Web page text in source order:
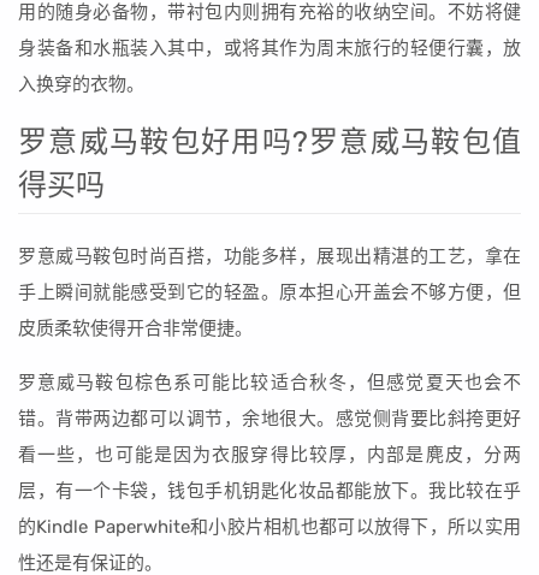
用的随身必备物，带衬包内则拥有充裕的收纳空间。不妨将健
身装备和水瓶装入其中，或将其作为周末旅行的轻便行囊，放
入换穿的衣物。
罗意威马鞍包好用吗?罗意威马鞍包值
得买吗
罗意威马鞍包时尚百搭，功能多样，展现出精湛的工艺，拿在
手上瞬间就能感受到它的轻盈。原本担心开盖会不够方便，但
皮质柔软使得开合非常便捷。
罗意威马鞍包棕色系可能比较适合秋冬，但感觉夏天也会不
错。背带两边都可以调节，余地很大。感觉侧背要比斜挎更好
看一些，也可能是因为衣服穿得比较厚，内部是麂皮，分两
层，有一个卡袋，钱包手机钥匙化妆品都能放下。我比较在乎
的Kindle Paperwhite和小胶片相机也都可以放得下，所以实用
性还是有保证的。